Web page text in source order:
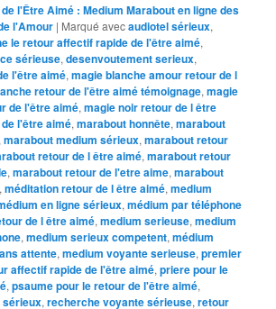
l'Être Aimé : Medium Marabout en ligne des
l'Amour | Marqué avecaudiotel sérieux,
le retour affectif rapide de l'être aimé,
sérieuse,desenvoutement serieux,
l'être aimé,magie blanche amour retour de l
retour de l'être aimé témoignage,magie
de l'être aimé,magie noir retour de l être
l'être aimé,marabout honnête,marabout
,marabout medium sérieux,marabout retour
retour de l être aimé,marabout retour
,marabout retour de l'etre aime,marabout
,méditation retour de l être aimé,medium
en ligne sérieux,médium par téléphone
de l être aimé,medium serieuse,medium
,medium serieux competent,médium
attente,medium voyante serieuse,premier
affectif rapide de l'être aimé,priere pour le
,psaume pour le retour de l'être aimé,
sérieux,recherche voyante sérieuse,retour